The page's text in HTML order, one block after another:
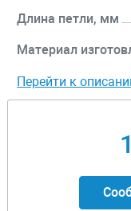
Длина петли, мм
Материал
Перейти к